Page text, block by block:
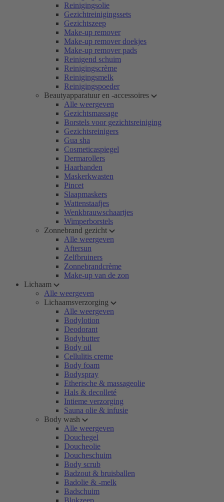
Reinigingsolie
Gezichtreinigingssets
Gezichtszeep
Make-up remover
Make-up remover doekjes
Make-up remover pads
Reinigend schuim
Reinigingscrème
Reinigingsmelk
Reinigingspoeder
Beautyapparatuur en -accessoires
Alle weergeven
Gezichtsmassage
Borstels voor gezichtsreiniging
Gezichtsreinigers
Gua sha
Cosmeticaspiegel
Dermarollers
Haarbanden
Maskerkwasten
Pincet
Slaapmaskers
Wattenstaafjes
Wenkbrauwschaartjes
Wimperborstels
Zonnebrand gezicht
Alle weergeven
Aftersun
Zelfbruiners
Zonnebrandcrème
Make-up van de zon
Lichaam
Alle weergeven
Lichaamsverzorging
Alle weergeven
Bodylotion
Deodorant
Bodybutter
Body oil
Cellulitis creme
Body foam
Bodyspray
Etherische & massageolie
Hals & decolleté
Intieme verzorging
Sauna olie & infusie
Body wash
Alle weergeven
Douchegel
Doucheolie
Doucheschuim
Body scrub
Badzout & bruisballen
Badolie & -melk
Badschuim
Blokzeep